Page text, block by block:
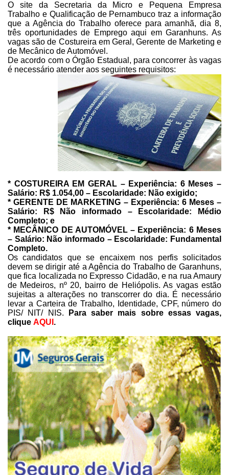
O site da Secretaria da Micro e Pequena Empresa
Trabalho e Qualificaçãode Pernambuco traz a informação
que a Agência do Trabalho oferece para amanhã, dia 8,
três oportunidades de Emprego aqui em Garanhuns. As
vagas são de Costureira em Geral, Gerente de Marketing e
de Mecânico de Automóvel.
De acordo com o Órgão Estadual, para concorrer às vagas
é necessário atender aos seguintes requisitos:
* COSTUREIRA EM GERAL– Experiência: 6 Meses –
Salário: R$ 1.054,00 – Escolaridade: Não exigido;
*GERENTE DE MARKETING – Experiência: 6 Meses –
Salário: R$ Não informado – Escolaridade: Médio
Completo; e
* MECÂNICO DE AUTOMÓVEL– Experiência: 6 Meses
– Salário: Não informado – Escolaridade: Fundamental
Completo.
Os candidatos que se encaixem nos perfis solicitados
devem se dirigir até a Agência do Trabalho de Garanhuns,
que fica localizada no Expresso Cidadão, e na rua Amaury
de Medeiros, nº 20, bairro de Heliópolis. As vagasestão
sujeitas a alterações no transcorrer do dia. É necessário
levar a Carteira de Trabalho, Identidade, CPF, número do
PIS/ NIT/ NIS.
Para saber mais sobre essas vagas,
clique AQUI .